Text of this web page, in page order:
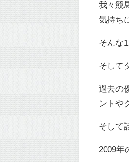
我々競
気持ち
そんな
そして
過去の
ントや
そして
2009年